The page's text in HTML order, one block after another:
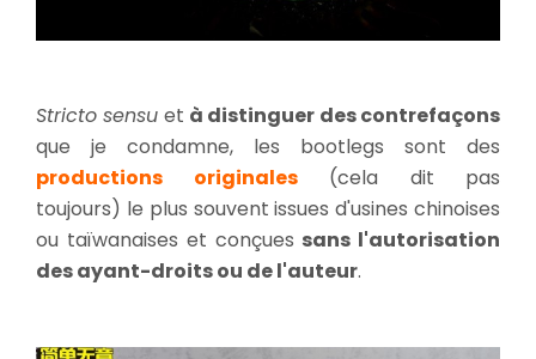
Stricto sensu et à distinguer des contrefaçons
que je condamne, les bootlegs sont des
productions originales(cela dit pas
toujours) le plus souvent issues d'usines chinoises
ou taïwanaises et conçues sans l'autorisation
des ayant-droits ou de l'auteur.